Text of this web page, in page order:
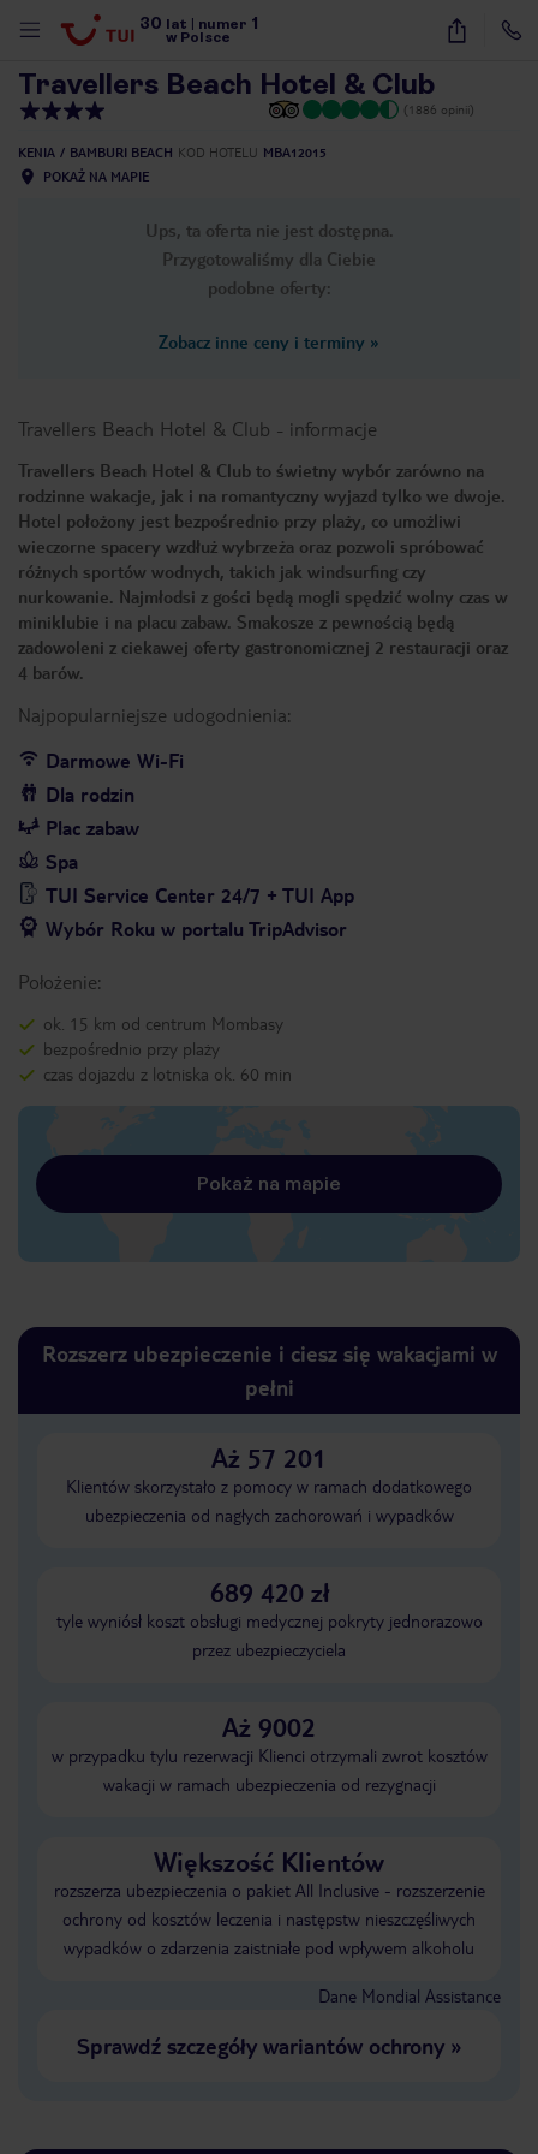
30 lat numer 1
w Polsce
15
Travellers Beach Hotel & Club
(1886 opinii)
KENIA BAMBURI BEACH KOD HOTELU MBA12015
POKAŻ NA MAPIE
Ups, ta oferta nie jest dostępna.
Przygotowaliśmy dla Ciebie
podobne oferty:
Zobacz inne ceny i terminy »
Travellers Beach Hotel & Club - informacje
Travellers Beach Hotel & Club to świetny wybór zarówno na
rodzinne wakacje, jak i na romantyczny wyjazd tylko we dwoje.
Hotel położony jest bezpośrednio przy plaży, co umożliwi
wieczorne spacery wzdłuż wybrzeża oraz pozwoli spróbować
różnych sportów wodnych, takich jak windsurfing czy
nurkowanie. Najmłodsi z gości będą mogli spędzić wolny czas w
miniklubie i na placu zabaw. Smakosze z pewnością będą
zadowoleni z ciekawej oferty gastronomicznej 2 restauracji oraz
4 barów.
Najpopularniejsze udogodnienia:
Darmowe Wi-Fi
Dla rodzin
Plac zabaw
Spa
TUI Service Center 24/7 + TUI App
Wybór Roku w portalu TripAdvisor
Położenie:
ok. 15 km od centrum Mombasy
bezpośrednio przy plaży
czas dojazdu z lotniska ok. 60 min
Pokaż na mapie
Rozszerz ubezpieczenie i ciesz się wakacjami w
pełni
Aż 57 201
Klientów skorzystało z pomocy w ramach dodatkowego
ubezpieczenia od nagłych zachorowań i wypadków
689 420 zł
tyle wyniósł koszt obsługi medycznej pokryty jednorazowo
przez ubezpieczyciela
Aż 9002
w przypadku tylu rezerwacji Klienci otrzymali zwrot kosztów
wakacji w ramach ubezpieczenia od rezygnacji
Większość Klientów
rozszerza ubezpieczenia o pakiet All Inclusive - rozszerzenie
ochrony od kosztów leczenia i następstw nieszczęśliwych
wypadków o zdarzenia zaistniałe pod wpływem alkoholu
Dane Mondial Assistance
Sprawdź szczegóły wariantów ochrony»